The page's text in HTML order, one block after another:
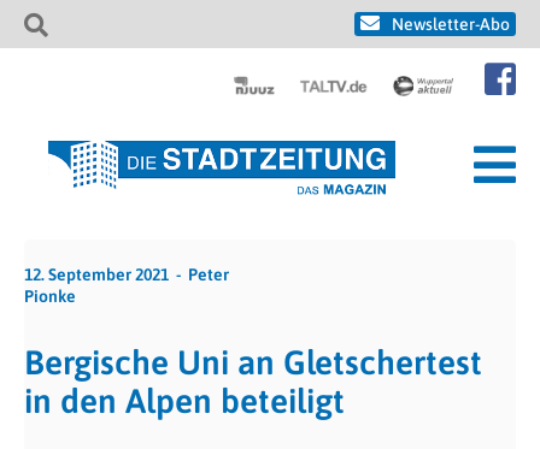
Newsletter-Abo
12. September 2021
Peter
Pionke
Bergische Uni an Gletschertest
in den Alpen beteiligt